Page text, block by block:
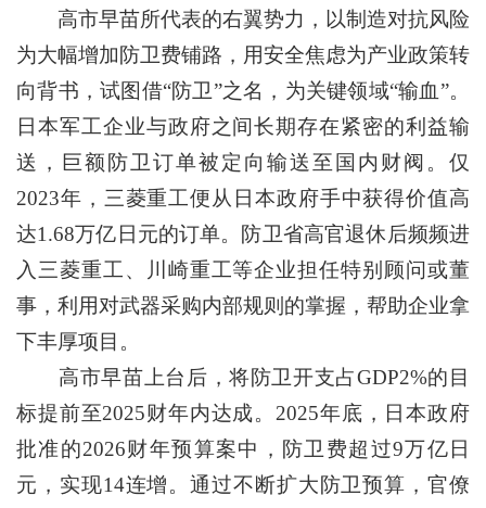
高市早苗所代表的右翼势力，以制造对抗风险
为大幅增加防卫费铺路，用安全焦虑为产业政策转
向背书，试图借“防卫”之名，为关键领域“输血”。
日本军工企业与政府之间长期存在紧密的利益输
送，巨额防卫订单被定向输送至国内财阀。仅
2023年，三菱重工便从日本政府手中获得价值高
达1.68万亿日元的订单。防卫省高官退休后频频进
入三菱重工、川崎重工等企业担任特别顾问或董
事，利用对武器采购内部规则的掌握，帮助企业拿
下丰厚项目。
高市早苗上台后，将防卫开支占GDP2%的目
标提前至2025财年内达成。2025年底，日本政府
批准的2026财年预算案中，防卫费超过9万亿日
元，实现14连增。通过不断扩大防卫预算，官僚